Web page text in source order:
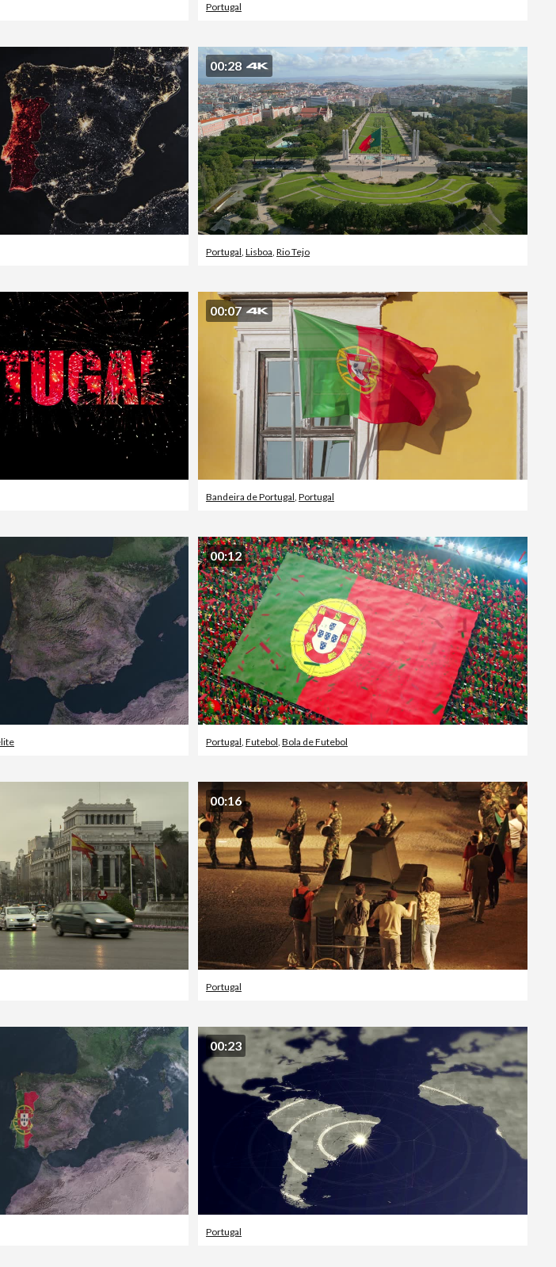
Portugal
00:28
Portugal, Lisboa, Rio Tejo
00:07
Bandeira de Portugal, Portugal
00:12
Portugal, Futebol, Bola de Futebol
00:16
Portugal
00:23
Portugal